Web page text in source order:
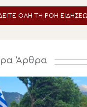
ΟΛΗ ΤΗ ΡΟΗ
Άρθρα